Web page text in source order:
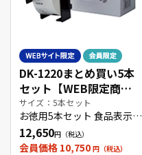
DK-1220まとめ買い5本
セット【WEB限定商
品】
サイズ：5本セット
お徳用5本セット 食品表示ラ
ベル
12,650
会員価格 10,750